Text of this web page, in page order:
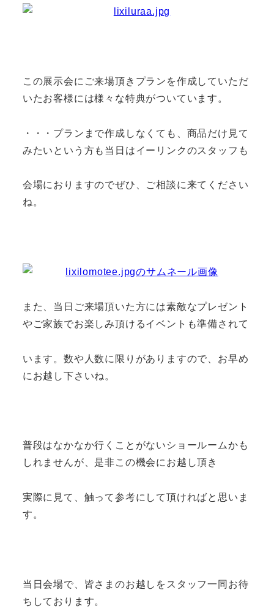
この展示会にご来場頂きプランを作成していただ
いたお客様には様々な特典がついています。
・・・プランまで作成しなくても、商品だけ見て
みたいという方も当日はイーリンクのスタッフも
会場におりますのでぜひ、ご相談に来てください
ね。
また、当日ご来場頂いた方には素敵なプレゼント
やご家族でお楽しみ頂けるイベントも準備されて
います。数や人数に限りがありますので、お早め
にお越し下さいね。
普段はなかなか行くことがないショールームかも
しれませんが、是非この機会にお越し頂き
実際に見て、触って参考にして頂ければと思いま
す。
当日会場で、皆さまのお越しをスタッフ一同お待
ちしております。